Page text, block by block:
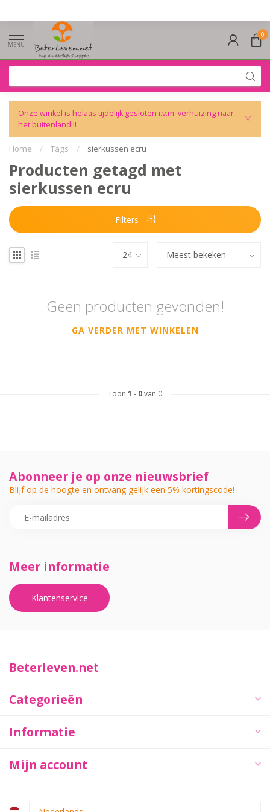
MENU
0
Onze winkel is helaas tijdelijk gesloten i.v.m. verhuizing naar
het buitenland!!!
Home / Tags / sierkussen ecru
Producten getagd met
sierkussen ecru
Filters
Geen producten gevonden!
GA VERDER MET WINKELEN
Toon 1 - 0van 0
Meer informatie
Klantenservice
Abonneer je op onze nieuwsbrief
Blijf op de hoogte en ontvang gelijk een 5% kortingscode!
Beterleven.net
Categorieën
Informatie
Mijn account